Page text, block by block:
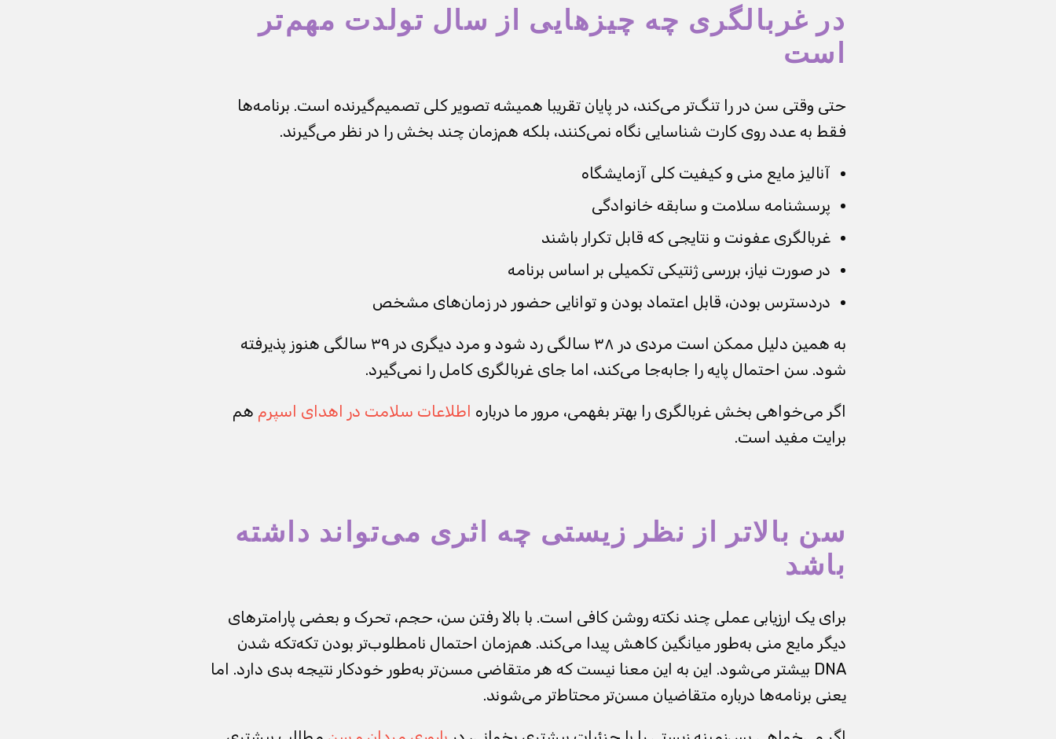
در غربالگری چه چیزهایی از سال تولدت مهم‌تر
است
حتی وقتی سن در را تنگ‌تر می‌کند، در پایان تقریبا همیشه تصویر کلی تصمیم‌گیرنده است. برنامه‌ها
فقط به عدد روی کارت شناسایی نگاه نمی‌کنند، بلکه هم‌زمان چند بخش را در نظر می‌گیرند.
آنالیز مایع منی و کیفیت کلی آزمایشگاه
پرسشنامه سلامت و سابقه خانوادگی
غربالگری عفونت و نتایجی که قابل تکرار باشند
در صورت نیاز، بررسی ژنتیکی تکمیلی بر اساس برنامه
دردسترس بودن، قابل اعتماد بودن و توانایی حضور در زمان‌های مشخص
به همین دلیل ممکن است مردی در ۳۸ سالگی رد شود و مرد دیگری در ۳۹ سالگی هنوز پذیرفته
شود. سن احتمال پایه را جابه‌جا می‌کند، اما جای غربالگری کامل را نمی‌گیرد.
اگر می‌خواهی بخش غربالگری را بهتر بفهمی، مرور ما درباره اطلاعات سلامت در اهدای اسپرم هم
برایت مفید است.
سن بالاتر از نظر زیستی چه اثری می‌تواند داشته
باشد
برای یک ارزیابی عملی چند نکته روشن کافی است. با بالا رفتن سن، حجم، تحرک و بعضی پارامترهای
دیگر مایع منی به‌طور میانگین کاهش پیدا می‌کند. هم‌زمان احتمال نامطلوب‌تر بودن تکه‌تکه شدن
DNA بیشتر می‌شود. این به این معنا نیست که هر متقاضی مسن‌تر به‌طور خودکار نتیجه بدی دارد. اما
یعنی برنامه‌ها درباره متقاضیان مسن‌تر محتاط‌تر می‌شوند.